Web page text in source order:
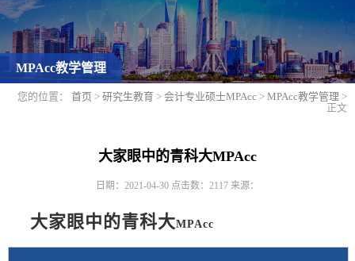
MPAcc教学管理
您的位置： 首页 > 研究生教育 > 会计专业硕士MPAcc > MPAcc教学管理 >
正文
大家眼中的青科大MPAcc
日期：2021-04-30 点击数： 2117 来源：
大家眼中的青科大MPAcc